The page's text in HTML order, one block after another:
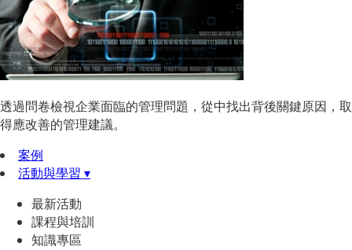
透過問卷檢視企業面臨的管理問題，從中找出背後關鍵原因，取
得應改善的管理建議。
案例
活動與學習 ▾
最新活動
課程與培訓
知識專區